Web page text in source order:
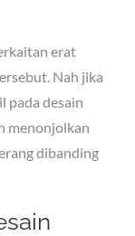
erat
Nah jika
pada desain
menonjolkan
dibanding